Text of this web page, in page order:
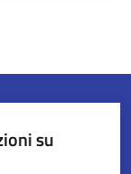
su